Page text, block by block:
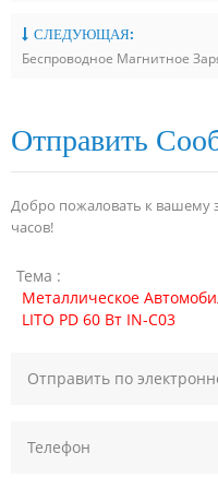
СЛЕДУЮЩАЯ:
Отправить
Добро пожаловать к вашему
часов!
Тема :
Металлическое
LITO PD 60 Вт IN-C03